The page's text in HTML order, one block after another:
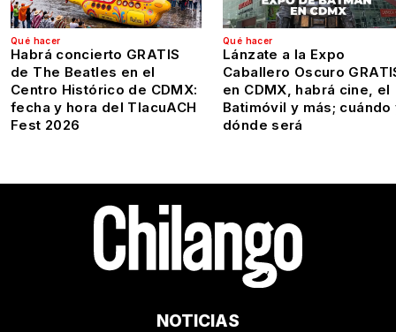
Qué hacer
Habrá concierto GRATIS
de The Beatles en el
Centro Histórico de CDMX:
fecha y hora del TlacuACH
Fest 2026
Qué hacer
Lánzate a la Expo
Caballero Oscuro
en CDMX, habrá cine, el
Batimóvil y más; cuándo
dónde será
NOTICIAS